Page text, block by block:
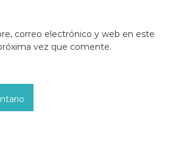
correo electrónico y web en este
vez que comente.